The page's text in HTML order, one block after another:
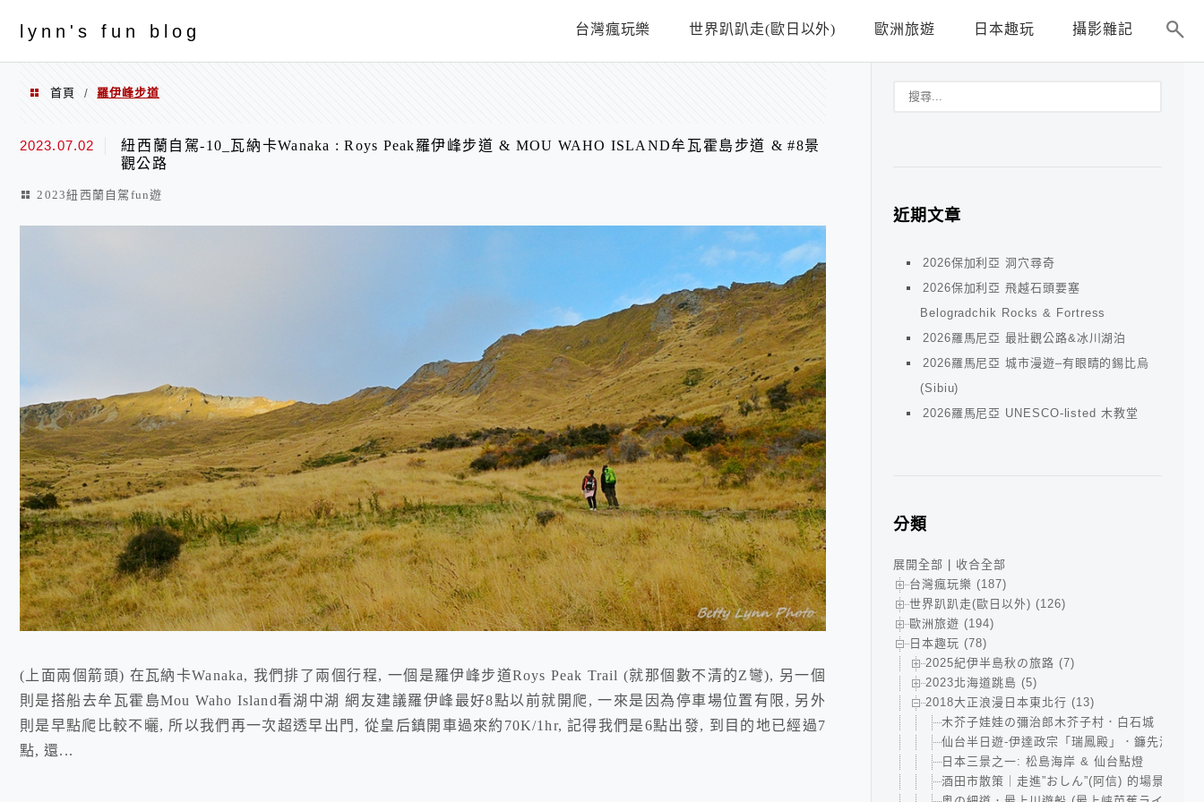
ly nn's fun blog 台灣瘋玩樂 世界趴趴走(歐日以外) 歐洲旅遊 日本趣玩 攝影雜記
首頁 / 羅伊峰步道
羅伊峰步道
2023.07.02
紐西蘭自駕-10_瓦納卡Wanaka : Roys Peak羅伊峰步道 & MOU WAHO ISLAND牟瓦霍島步道 & #8景
觀公路
2023紐西蘭自駕fun遊
(上面兩個箭頭) 在瓦納卡Wanaka, 我們排了兩個行程, 一個是羅伊峰步道Roys Peak Trail (就那個數不清的Z彎), 另一個
則是搭船去牟瓦霍島Mou Waho Island看湖中湖 網友建議羅伊峰最好8點以前就開爬, 一來是因為停車場位置有限, 另外
則是早點爬比較不曬, 所以我們再一次超透早出門, 從皇后鎮開車過來約70K/1hr, 記得我們是6點出發, 到目的地已經過7
點, 還...
近期文章
2026保加利亞 洞穴尋奇
2026保加利亞 飛越石頭要塞
Belogradchik Rocks & Fortress
2026羅馬尼亞 最壯觀公路&冰川湖泊
2026羅馬尼亞 城市漫遊–有眼睛的錫比烏
(Sibiu)
2026羅馬尼亞 UNESCO-listed 木教堂
分類
展開全部
收合全部
台灣瘋玩樂 (187)
世界趴趴走(歐日以外) (126)
歐洲旅遊 (194)
日本趣玩 (78)
2025紀伊半島秋の旅路 (7)
2023北海道跳島 (5)
2018大正浪漫日本東北行 (13)
木芥子娃娃の彌治郎木芥子村．白石城
仙台半日遊-伊達政宗「瑞鳳殿」．鐮先溫泉
日本三景之一: 松島海岸 & 仙台點燈
酒田市散策｜走進”おしん”(阿信) 的場景